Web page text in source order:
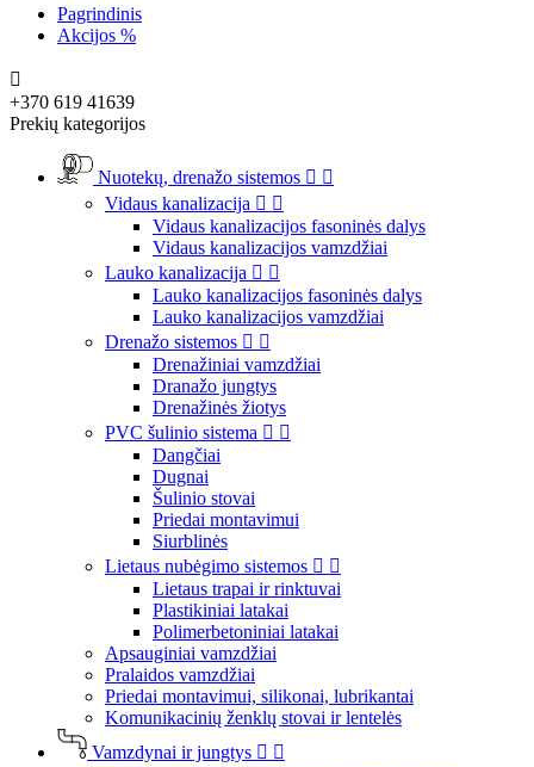
Pagrindinis
Akcijos %

+370 619 41639
Prekių kategorijos
Nuotekų, drenažo sistemos  
Vidaus kanalizacija  
Vidaus kanalizacijos fasoninės dalys
Vidaus kanalizacijos vamzdžiai
Lauko kanalizacija  
Lauko kanalizacijos fasoninės dalys
Lauko kanalizacijos vamzdžiai
Drenažo sistemos  
Drenažiniai vamzdžiai
Dranažo jungtys
Drenažinės žiotys
PVC šulinio sistema  
Dangčiai
Dugnai
Šulinio stovai
Priedai montavimui
Siurblinės
Lietaus nubėgimo sistemos  
Lietaus trapai ir rinktuvai
Plastikiniai latakai
Polimerbetoniniai latakai
Apsauginiai vamzdžiai
Pralaidos vamzdžiai
Priedai montavimui, silikonai, lubrikantai
Komunikacinių ženklų stovai ir lentelės
Vamzdynai ir jungtys  